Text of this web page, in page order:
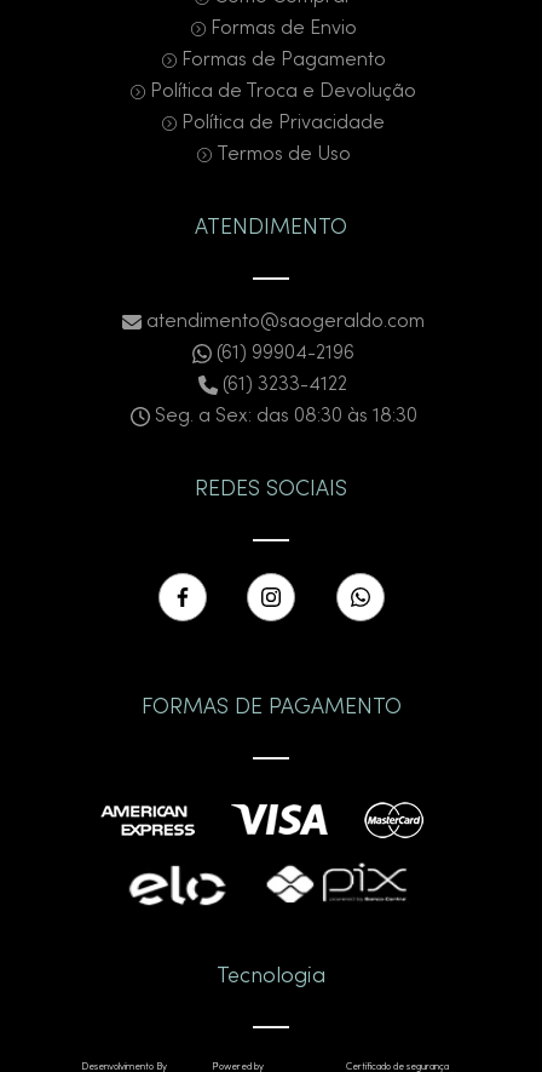
Formas de Envio
Formas de Pagamento
Política de Troca e Devolução
Política de Privacidade
Termos de Uso
ATENDIMENTO
atendimento@saogeraldo.com
(61) 99904-2196
(61) 3233-4122
Seg. a Sex: das 08:30 às 18:30
REDES SOCIAIS
FORMAS DE PAGAMENTO
Tecnologia
Desenvolvimento By Powered by Certificado de segurança